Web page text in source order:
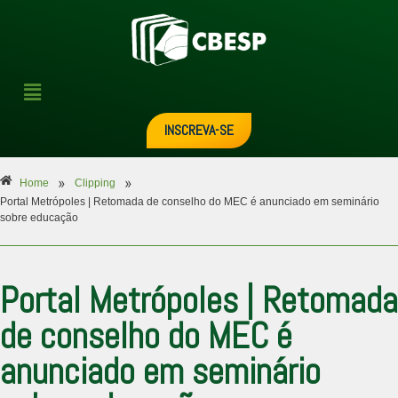
INSCREVA-SE
Home » Clipping »
Portal Metrópoles | Retomada de conselho do MEC é anunciado em seminário
sobre educação
Portal Metrópoles | Retomada
de conselho do MEC é
anunciado em seminário